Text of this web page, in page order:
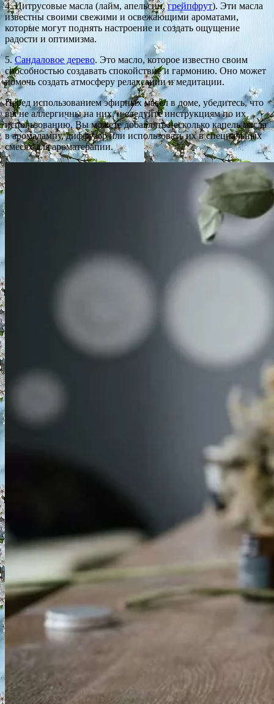
4. Цитрусовые масла (лайм, апельсин,грейпфрут). Эти масла
известны своими свежими и освежающими ароматами,
которые могут поднять настроение и создать ощущение
радости и оптимизма.
5.Сандаловое дерево. Это масло, которое известно своим
способностью создавать спокойствие и гармонию. Оно может
помочь создать атмосферу релаксации и медитации.
Перед использованием эфирных масел в доме, убедитесь, что
вы не аллергичны на них, и следуйте инструкциям по их
использованию. Вы можете добавлять несколько капель масла
в аромалампу, диффузор или использовать их в специальных
смесях для ароматерапии.